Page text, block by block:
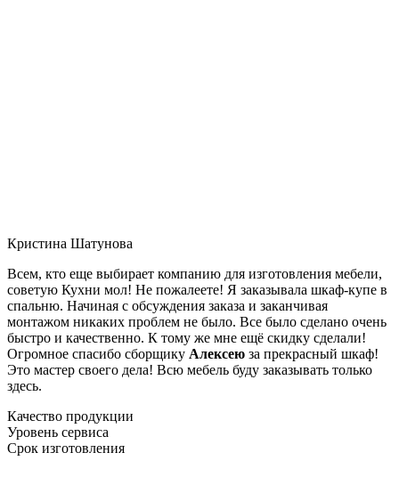
Кристина Шатунова
Всем, кто еще выбирает компанию для изготовления мебели,
советую Кухни мол! Не пожалеете! Я заказывала шкаф-купе в
спальню. Начиная с обсуждения заказа и заканчивая
монтажом никаких проблем не было. Все было сделано очень
быстро и качественно. К тому же мне ещё скидку сделали!
Огромное спасибо сборщику Алексею за прекрасный шкаф!
Это мастер своего дела! Всю мебель буду заказывать только
здесь.
Качество продукции
Уровень сервиса
Срок изготовления